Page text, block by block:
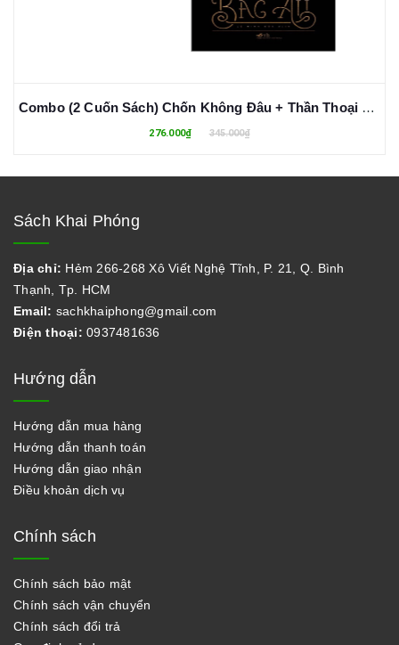
Combo (2 Cuốn Sách) Chốn Không Đâu + Thần Thoại Bắc Âu (Neil Gaiman)
276.000₫ 345.000₫
Sách Khai Phóng
Địa chỉ: Hẻm 266-268 Xô Viết Nghệ Tĩnh, P. 21, Q. Bình
Thạnh, Tp. HCM
Email: sachkhaiphong@gmail.com
Điện thoại: 0937481636
Hướng dẫn
Hướng dẫn mua hàng
Hướng dẫn thanh toán
Hướng dẫn giao nhận
Điều khoản dịch vụ
Chính sách
Chính sách bảo mật
Chính sách vận chuyển
Chính sách đổi trả